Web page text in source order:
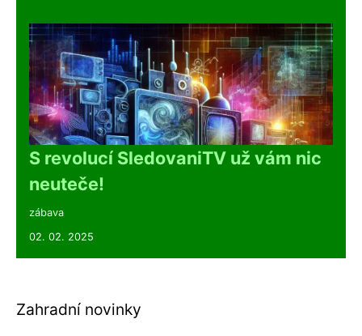
S revolucí SledovaniTV už vám nic
neuteče!
zábava
02. 02. 2025
Zahradní novinky